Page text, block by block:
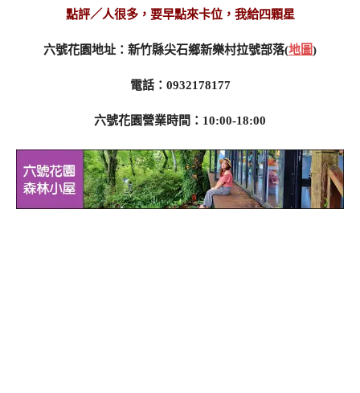
點評／人很多，要早點來卡位，我給四顆星
六號花園地址：新竹縣尖石鄉新樂村拉號部落(地圖)
電話：0932178177
六號花園營業時間：10:00-18:00